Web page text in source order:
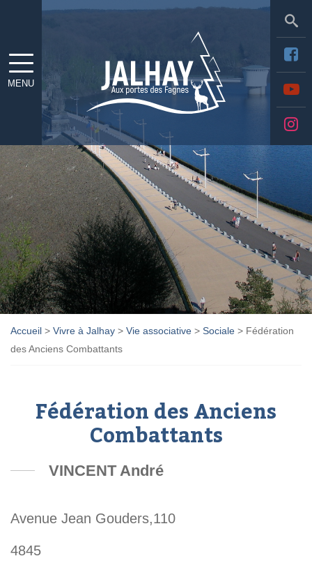
MENU
Accueil > Vivre à Jalhay > Vie associative > Sociale > Fédération
des Anciens Combattants
Fédération des Anciens
Combattants
VINCENT André
Avenue Jean Gouders,110
4845